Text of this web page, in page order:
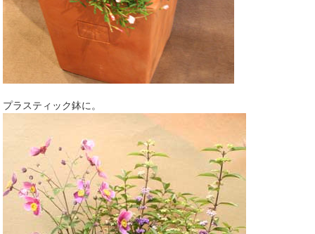
プラスティック鉢に。